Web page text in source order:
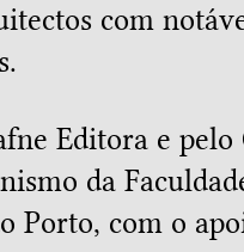
com
Editora e pelo
da
Porto, com o